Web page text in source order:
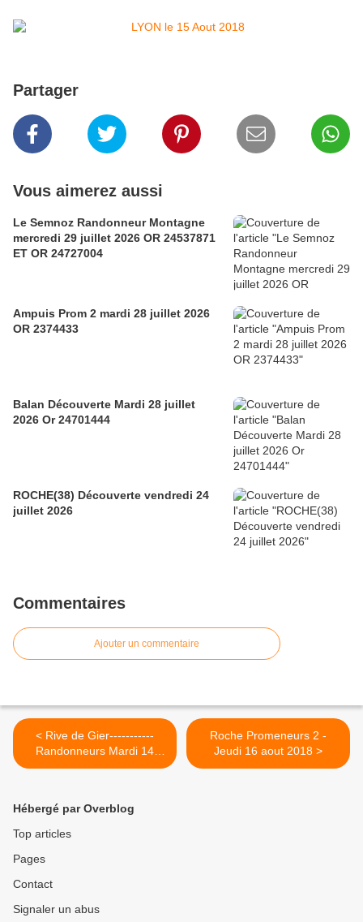
Partager
Vous aimerez aussi
Le Semnoz Randonneur Montagne
mercredi 29 juillet 2026 OR 24537871
ET OR 24727004
Ampuis Prom 2 mardi 28 juillet 2026
OR 2374433
Balan Découverte Mardi 28 juillet
2026 Or 24701444
ROCHE(38) Découverte vendredi 24
juillet 2026
Commentaires
Ajouter un commentaire
< Rive de Gier-----------
Randonneurs Mardi 14
Aout 2018
Roche Promeneurs 2 -
Jeudi 16 aout 2018 >
Hébergé par Overblog
Top articles
Pages
Contact
Signaler un abus